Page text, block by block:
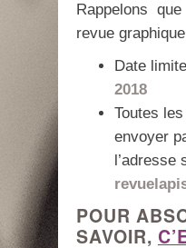
Rappelons
revue
Date
2018
Toutes
envoyer
l’adresse
POUR
SAVOIR,